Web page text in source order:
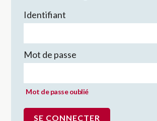
Identifiant
Mot de passe
Mot de passe oublié